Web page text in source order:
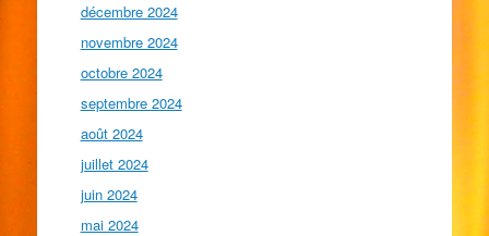
décembre 2024
novembre 2024
octobre 2024
septembre 2024
août 2024
juillet 2024
juin 2024
mai 2024